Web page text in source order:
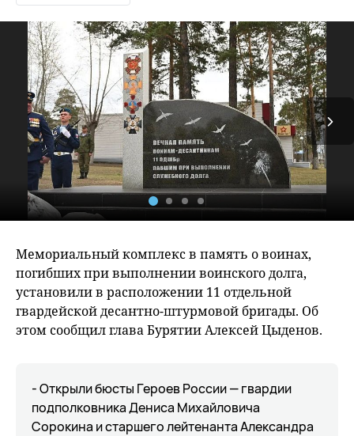
Мемориальный комплекс в память о воинах,
погибших при выполнении воинского долга,
установили в расположении 11 отдельной
гвардейской десантно-штурмовой бригады. Об
этом сообщил глава Бурятии Алексей Цыденов.
- Открыли бюсты Героев России — гвардии
подполковника Дениса Михайловича
Сорокина и старшего лейтенанта Александра